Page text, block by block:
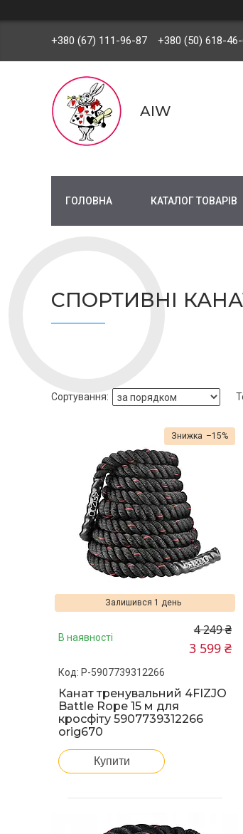
+380 (67) 111-96-87 +380 (50) 618-46-
AIW
ГОЛОВНА КАТАЛОГ ТОВАРІВ
СПОРТИВНІ
–15%
Залишився 1 день
В наявності 4 249 ₴
3 599 ₴
P-5907739312266
Канат тренувальний 4FIZJO
Battle Rope 15 м для
кросфіту 5907739312266
orig670
Купити